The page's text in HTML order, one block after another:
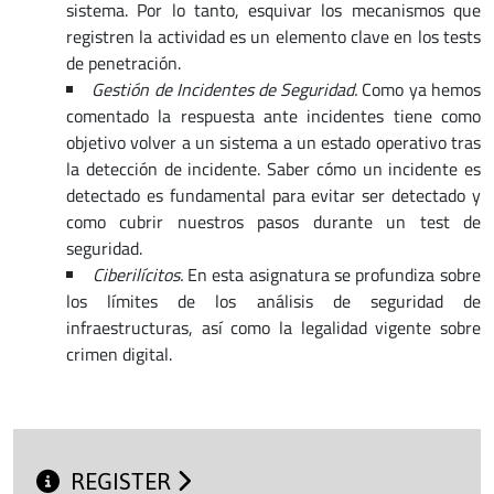
sistema. Por lo tanto, esquivar los mecanismos que
registren la actividad es un elemento clave en los tests
de penetración.
Gestión de Incidentes de Seguridad. Como ya hemos
comentado la respuesta ante incidentes tiene como
objetivo volver a un sistema a un estado operativo tras
la detección de incidente. Saber cómo un incidente es
detectado es fundamental para evitar ser detectado y
como cubrir nuestros pasos durante un test de
seguridad.
Ciberilícitos. En esta asignatura se profundiza sobre
los límites de los análisis de seguridad de
infraestructuras, así como la legalidad vigente sobre
crimen digital.
REGISTER